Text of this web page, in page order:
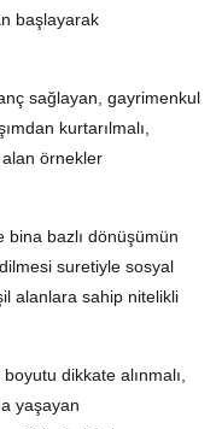
başlayarak
sağlayan, gayrimenkul
kurtarılmalı,
örnekler
bazlı dönüşümün
suretiyle sosyal
alanlara sahip nitelikli
dikkate alınmalı,
yaşayan